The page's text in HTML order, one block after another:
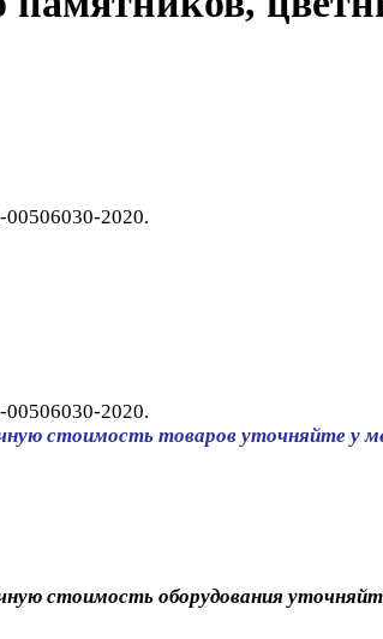
00506030-2020.
00506030-2020.
стоимость товаров уточняйте у
стоимость оборудования